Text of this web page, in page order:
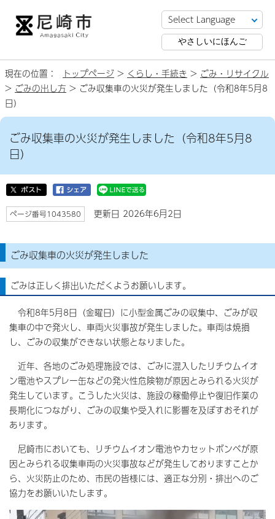
やさしいにほんご
現在の位置： トップページ > くらし・手続き > ごみ・リサイクル
> ごみの出し方 > ごみ収集車の火災が発生しました（令和8年5月8
日）
ごみ収集車の火災が発生しました（令和8年5月8
日）
ページ番号1043580 更新日 2026年6月2日
ごみ収集車の火災が発生しました
ごみは正しく排出いただくようお願いします。
令和8年5月8日（金曜日）に小型金属ごみの収集中、ごみが収
集車の中で発火し、車両火災事故が発生しました。車両は焼損
し、ごみの収集ができない状態となりました。
近年、各地のごみ処理施設では、ごみに混入したリチウムイオ
ン電池やスプレー缶などの発火性危険物が原因とみられる火災が
発生しています。こうした火災は、施設の稼働停止や復旧作業の
長期化につながり、ごみの収集や受入れに影響を及ぼすおそれが
あります。
尼崎市においても、リチウムイオン電池やカセットボンベが原
因とみられる収集車両の火災事故などが発生しておりますことか
ら、火災防止のため、市民の皆様には、適正な分別・排出へのご
協力をお願いいたします。